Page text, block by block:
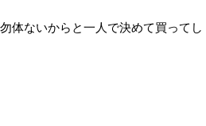
体ないからと一人で決めて買ってし